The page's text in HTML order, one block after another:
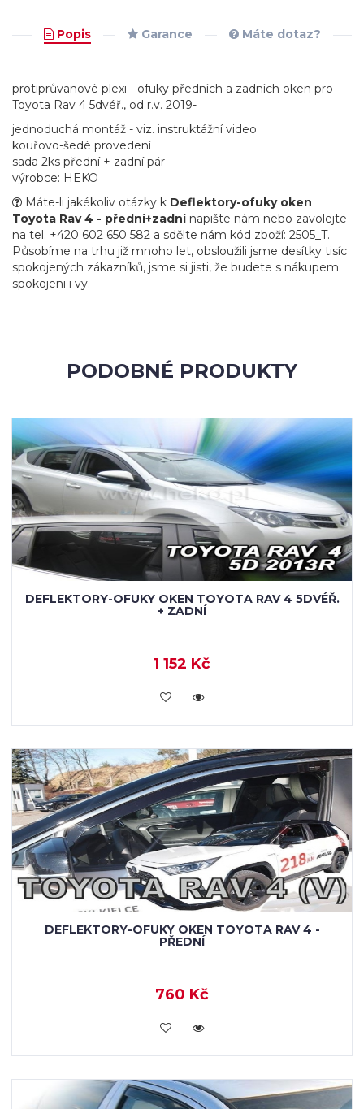
Popis Garance Máte dotaz?
protiprůvanové plexi - ofuky předních a zadních oken pro
Toyota Rav 4 5dvéř., od r.v. 2019-
jednoduchá montáž - viz. instruktážní video
kouřovo-šedé provedení
sada 2ks přední + zadní pár
výrobce: HEKO
Máte-li jakékoliv otázky k Deflektory-ofuky oken
Toyota Rav 4 - přední+zadnínapište nám nebo zavolejte
na tel. +420 602 650 582 a sdělte nám kód zboží: 2505_T.
Působíme na trhu již mnoho let, obsloužili jsme desítky tisíc
spokojených zákazníků, jsme si jisti, že budete s nákupem
spokojeni i vy.
PODOBNÉ PRODUKTY
DEFLEKTORY-OFUKY OKEN TOYOTA RAV 4 5DVÉŘ.
+ ZADNÍ
1 152 Kč
KOUPIT
DEFLEKTORY-OFUKY OKEN TOYOTA RAV 4 -
PŘEDNÍ
760 Kč
KOUPIT